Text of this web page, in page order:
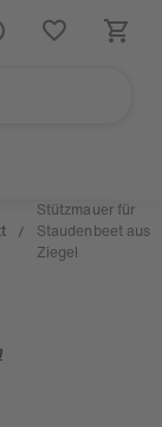
/
Stützmauer für
Staudenbeet aus
Ziegel